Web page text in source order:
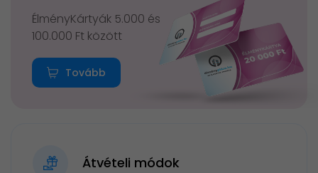
ÉlményKártyák 5.000 és
100.000 Ft között
Tovább
Átvételi módok